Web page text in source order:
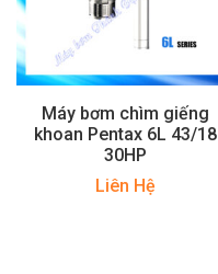
Máy bơm chìm giếng
khoan Pentax 6L 43/18
30HP
Liên Hệ